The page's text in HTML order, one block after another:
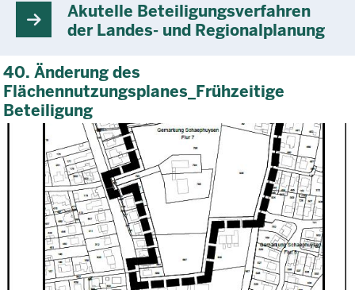
Akutelle Beteiligungsverfahren
der Landes- und Regionalplanung
40. Änderung des
Flächennutzungsplanes_Frühzeitige
Beteiligung